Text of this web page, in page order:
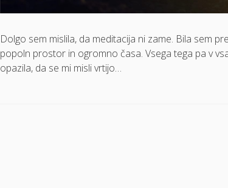
Dolgo sem mislila, da meditacija ni zame. Bila sem
popoln prostor in ogromno časa. Vsega tega pa v
opazila, da se mi misli vrtijo…